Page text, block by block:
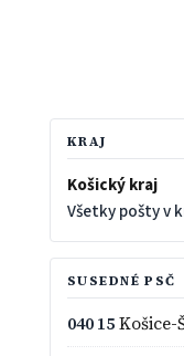
KRAJ
Košický kraj
Všetky pošty v
SUSEDNÉ PSČ
040 15Košice-